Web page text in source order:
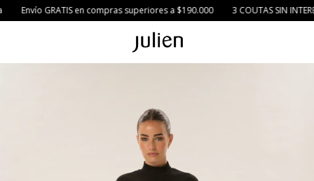
Envío GRATIS en compras superiores a $190.000 3 COUTAS SIN INTERES